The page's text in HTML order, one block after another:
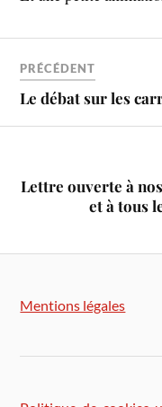
PRÉCÉDENT
Le débat sur les
Lettre ouverte à
et à tous
Mentions légales